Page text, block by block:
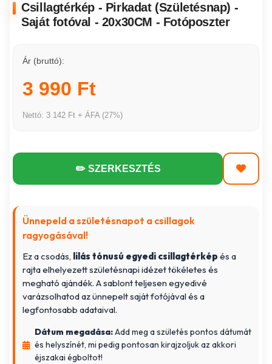
Csillagtérkép - Pirkadat (Születésnap) -
Saját fotóval - 20x30CM - Fotóposzter
Ár (bruttó):
3 990 Ft
Nettó: 3 142 Ft + ÁFA (27%)
✏️ SZERKESZTÉS
Ünnepeld a születésnapot a csillagok
ragyogásával!
Ez a csodás, lilás tónusú egyedi csillagtérkép és a
rajta elhelyezett születésnapi idézet tökéletes és
megható ajándék. A sablont teljesen egyedivé
varázsolhatod az ünnepelt saját fotójával és a
legfontosabb adataival.
Dátum megadása:Add meg a születés pontos dátumát
és helyszínét, mi pedig pontosan kirajzoljuk az akkori
éjszakai égboltot!